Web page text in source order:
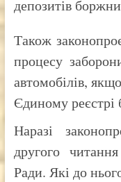
Також
процесу
автомобілів,
Єдиному реєстрі
Наразі
другого
Ради. Які до